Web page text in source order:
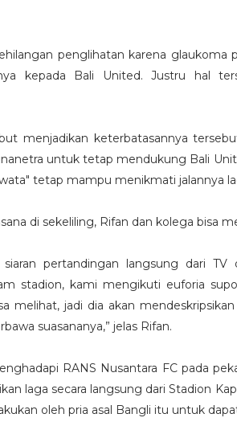
penglihatan karena
kepada Bali United. Justru hal
menjadikan keterbatasannya
untuk tetap mendukung Bali
tetap mampu menikmati jalannya
di sekeliling, Rifan dan kolega bisa
siaran pertandingan langsung dari
stadion, kami mengikuti euforia
melihat, jadi dia akan
suasananya,” jelas Rifan.
RANS Nusantara FC pada
laga secara langsung dari Stadion
oleh pria asal Bangli itu untuk